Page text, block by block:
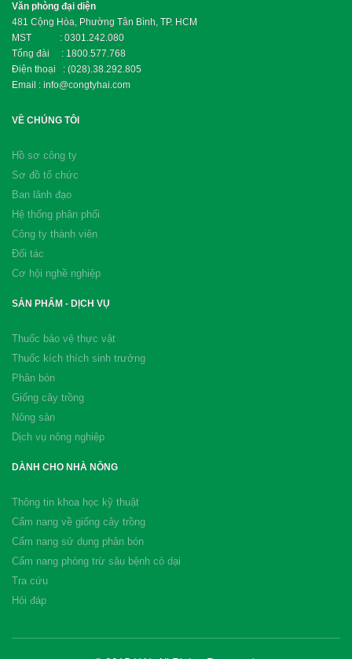
Văn phòng đại diện
481 Cộng Hòa, Phường Tân Bình, TP. HCM
MST : 0301.242.080
Tổng đài : 1800.577.768
Điện thoại : (028).38.292.805
Email : info@congtyhai.com
VỀ CHÚNG TÔI
Hồ sơ công ty
Sơ đồ tổ chức
Ban lãnh đạo
Hệ thống phân phối
Công ty thành viên
Đối tác
Cơ hội nghề nghiệp
SẢN PHẨM - DỊCH VỤ
Thuốc bảo vệ thực vật
Thuốc kích thích sinh trưởng
Phân bón
Giống cây trồng
Nông sản
Dịch vụ nông nghiệp
DÀNH CHO NHÀ NÔNG
Thông tin khoa học kỹ thuật
Cẩm nang về giống cây trồng
Cẩm nang sử dụng phân bón
Cẩm nang phòng trừ sâu bệnh cỏ dại
Tra cứu
Hỏi đáp